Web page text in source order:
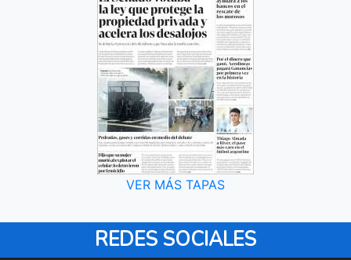
VER MÁS TAPAS
REDES SOCIALES